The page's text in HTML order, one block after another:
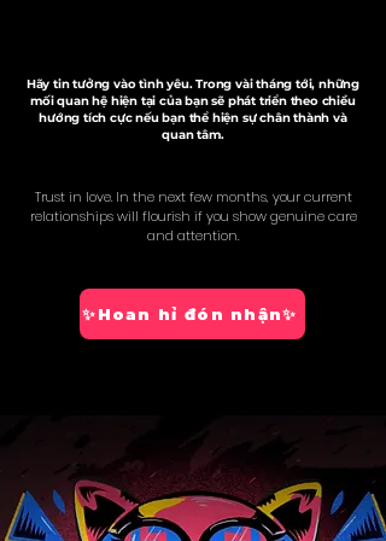
Hãy tin tưởng vào tình yêu. Trong vài tháng tới, những
mối quan hệ hiện tại của bạn sẽ phát triển theo chiều
hướng tích cực nếu bạn thể hiện sự chân thành và
quan tâm.
Trust in love. In the next few months, your current
relationships will flourish if you show genuine care
and attention.
✨Hoan hỉ đón nhận✨